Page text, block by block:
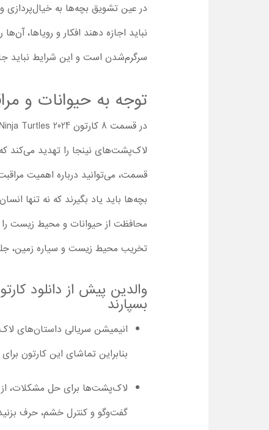
در عین تشویق بچه‌ها به خیال‌پردازی
نباید اجازه دهند افکار و رویاها،
سرگرم‌شدن است و این شرایط نباید
توجه به حیوانات و
لاک‌پشت‌های نینجا را تهدید می‌کند که
قسمت، می‌توانید درباره اهمیت
بچه‌ها باید یاد بگیرند که نه تنها
محافظت از حیوانات و محیط زیست را
تخریب محیط زیست و سیاره زمین،
بسپارند
انیمیشن سریالی داستان‌های
بنابراین تماشای این کارتون برای کودکان 7 ساله به
لاک‌پشت‌ها برای حل مشکلات، از
گفت‌وگو و کنترل خشم، حرف